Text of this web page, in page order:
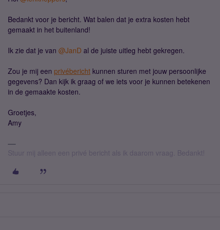
Bedankt voor je bericht. Wat balen dat je extra kosten hebt
gemaakt in het buitenland!
Ik zie dat je van ​ @JanD al de juiste uitleg hebt gekregen.
Zou je mij een privébericht kunnen sturen met jouw persoonlijke
gegevens? Dan kijk ik graag of we iets voor je kunnen betekenen
in de gemaakte kosten.
Groetjes,
Amy
Stuur mij alleen een privé bericht als ik daarom vraag. Bedankt!